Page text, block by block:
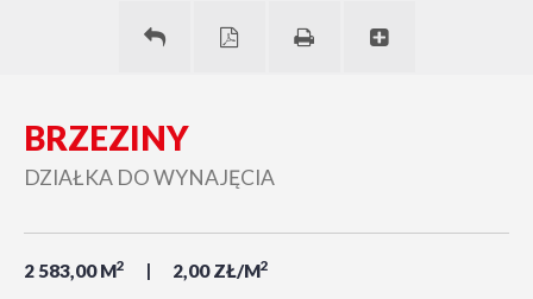
BRZEZINY
DZIAŁKA DO WYNAJĘCIA
2 583,00 M2 2,00 ZŁ/M2